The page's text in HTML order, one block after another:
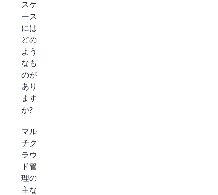
スケ
ース
には
どの
よう
なも
のが
あり
ます
か?
マル
チク
ラウ
ド管
理の
主な